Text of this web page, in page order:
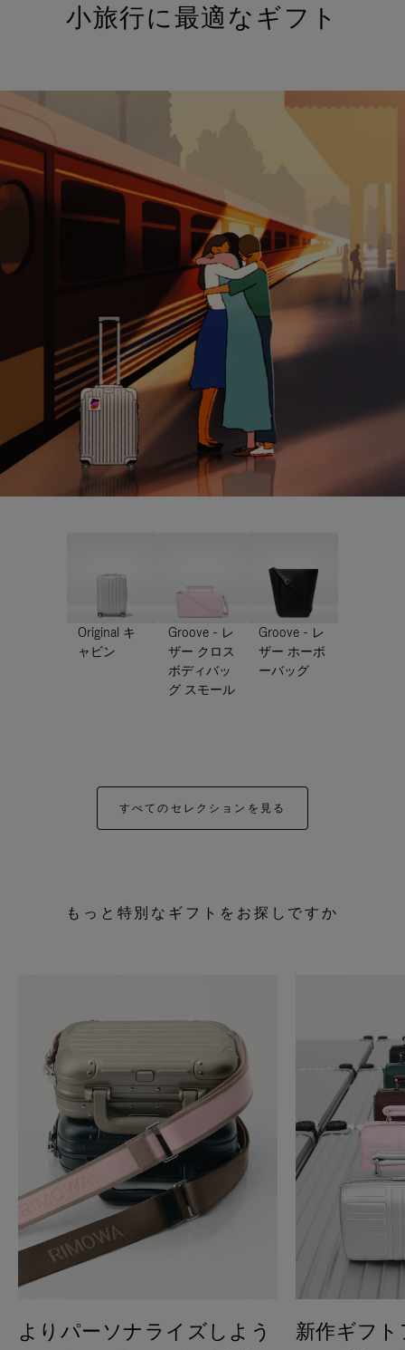
小旅行に最適なギフト
Original キ
ャビン
Groove - レ
ザー クロス
ボディバッ
グ スモール
Groove - レ
ザー ホーボ
ーバッグ
すべてのセレクションを見る
もっと特別なギフトをお探しですか
よりパーソナライズしよう 新作ギフ